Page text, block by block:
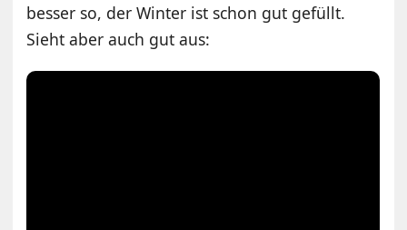
besser so, der Winter ist schon gut gefüllt.
Sieht aber auch gut aus: